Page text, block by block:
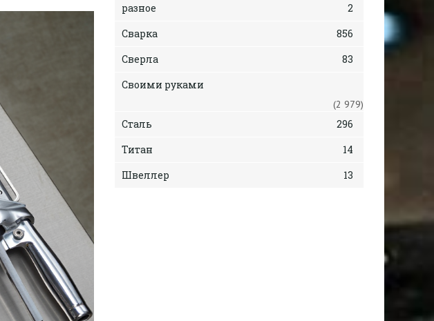
разное
2
Сварка
856
Сверла
83
Своими руками
(2 979)
Сталь
296
Титан
14
Швеллер
13